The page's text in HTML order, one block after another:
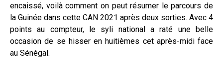
encaissé, voilà comment on peut résumer le parcours de
la Guinée dans cette CAN 2021 après deux sorties. Avec 4
points au compteur, le syli national a raté une belle
occasion de se hisser en huitièmes cet après-midi face
au Sénégal.